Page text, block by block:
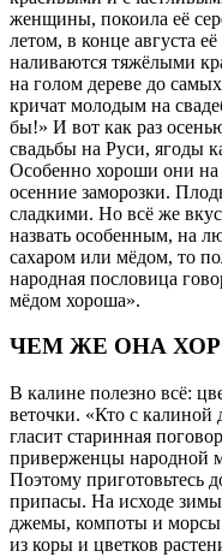
женщины, покоила её
летом, в конце августа
наливаются тяжёлыми
на голом дереве до
кричат молодым на
бы!» И вот как раз
свадьбы на Руси, ягоды
Особенно хороши они на
осенние заморозки.
сладкими. Но всё же
назвать особенным, на
сахаром или мёдом, то
народная пословица
мёдом хороша».
ЧЕМ ЖЕ ОНА
В калине полезно всё:
веточки. «Кто с
гласит старинная
приверженцы народной
Поэтому приготовьтесь
припасы. На исходе
джемы, компоты и морсы
из коры и цветков